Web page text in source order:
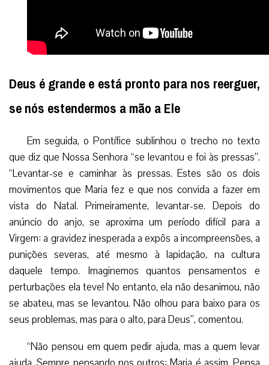
Deus é grande e está pronto para nos reerguer,
se nós estendermos a mão a Ele
Em seguida, o Pontífice sublinhou o trecho no texto
que diz que Nossa Senhora “se levantou e foi às pressas”.
“Levantar-se e caminhar às pressas. Estes são os dois
movimentos que Maria fez e que nos convida a fazer em
vista do Natal. Primeiramente, levantar-se. Depois do
anúncio do anjo, se aproxima um período difícil para a
Virgem: a gravidez inesperada a expôs a incompreensões, a
punições severas, até mesmo à lapidação, na cultura
daquele tempo. Imaginemos quantos pensamentos e
perturbações ela teve! No entanto, ela não desanimou, não
se abateu, mas se levantou. Não olhou para baixo para os
seus problemas, mas para o alto, para Deus”, comentou.
“Não pensou em quem pedir ajuda, mas a quem levar